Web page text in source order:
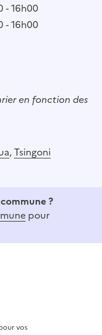
- 16h00
- 16h00
en fonction des
,Tsingoni
?
pour
vos